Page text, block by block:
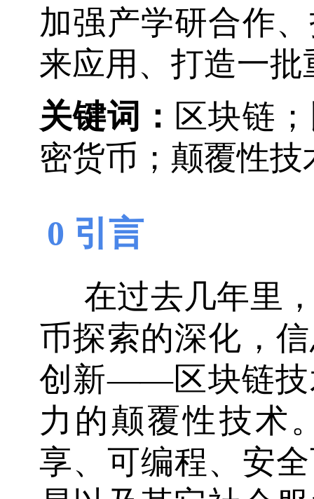
加强产学研合作
来应用、打造一
关键词： 区块链
密货币；颠覆性技
0 引言
在过去几年里
币探索的深化，
创新——区块链技
力的颠覆性技术
享、可编程、安